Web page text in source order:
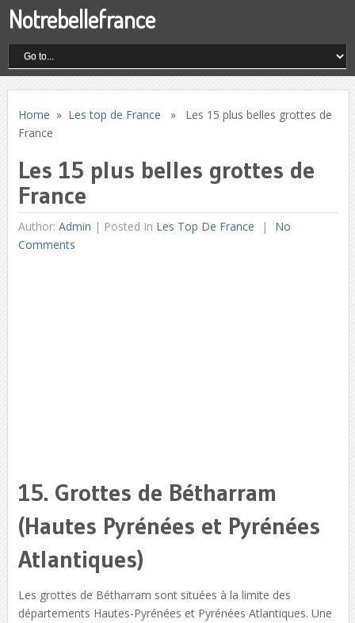
Notrebellefrance
Home » Les top de France » Les 15 plus belles grottes de
France
Les 15 plus belles grottes de
France
Author: Admin | Posted In Les Top De France
No
Comments
15. Grottes de Bétharram
(Hautes Pyrénées et Pyrénées
Atlantiques)
Les grottes de Bétharram sont situées à la limite des
départements Hautes-Pyrénées et Pyrénées Atlantiques. Une